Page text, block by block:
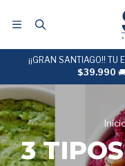
¡¡GRAN SANTIAGO!! TU
$39.990
DESPACHO
3